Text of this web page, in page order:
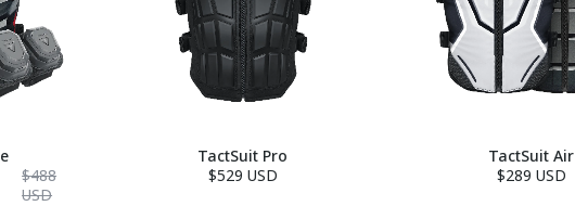
$488
USD
TactSuit Pro
$529 USD
TactSuit Air
$289 USD